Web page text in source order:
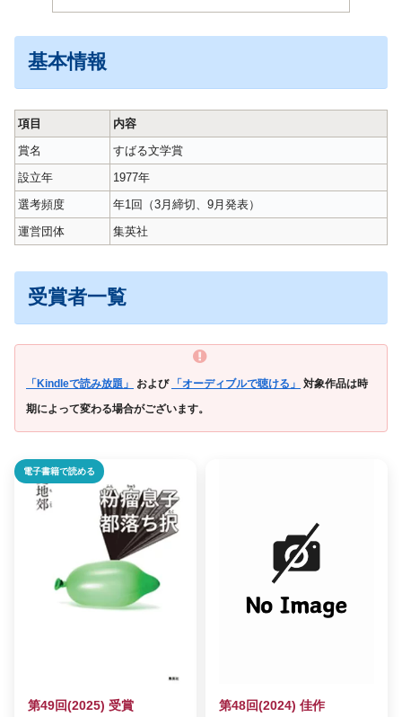
基本情報
項目
内容
賞名
すばる文学賞
設立年
1977年
選考頻度
年1回（3月締切、9月発表）
運営団体
集英社
受賞者一覧
「Kindleで読み放題」 および 「オーディブルで聴ける」
対象作品は時
期によって変わる場合がございます。
電子書籍で読める
第49回(2025) 受賞 第48回(2024) 佳作